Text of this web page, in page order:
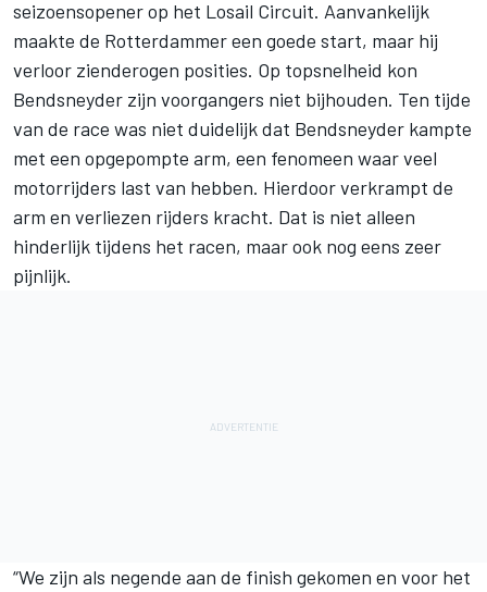
seizoensopener op het Losail Circuit. Aanvankelijk
maakte de Rotterdammer een goede start, maar hij
verloor zienderogen posities. Op topsnelheid kon
Bendsneyder zijn voorgangers niet bijhouden. Ten tijde
van de race was niet duidelijk dat Bendsneyder kampte
met een opgepompte arm, een fenomeen waar veel
motorrijders last van hebben. Hierdoor verkrampt de
arm en verliezen rijders kracht. Dat is niet alleen
hinderlijk tijdens het racen, maar ook nog eens zeer
pijnlijk.
“We zijn als negende aan de finish gekomen en voor het